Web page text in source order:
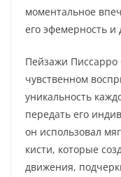
моментальное
его эфемерность и
Пейзажи
чувственном
уникальность
передать его
он использовал
кисти, которые
движения,